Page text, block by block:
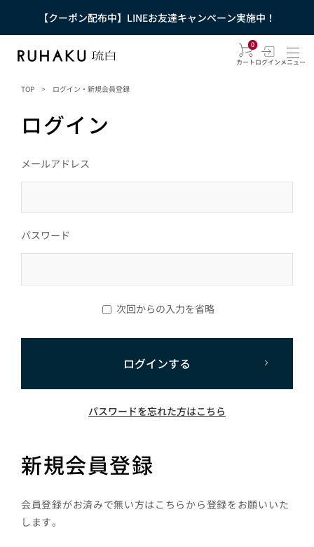
【クーポン配布中】LINEお友達キャンペーン実施中！
0
カートログインメニュー
TOP > ログイン・新規会員登録
ログイン
メールアドレス
パスワード
次回からの入力を省略
ログインする
パスワードを忘れた方はこちら
新規会員登録
会員登録がお済みで無い方はこちらから登録をお願いいた
します。